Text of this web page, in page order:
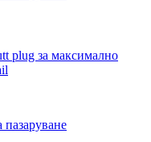
пазаруване